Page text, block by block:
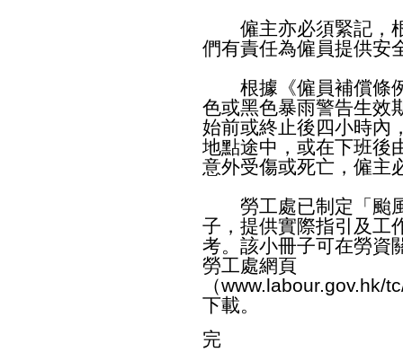
僱主亦必須緊記，根
們有責任為僱員提供安
根據《僱員補償條例
色或黑色暴雨警告生效
始前或終止後四小時內
地點途中，或在下班後
意外受傷或死亡，僱主
勞工處已制定「颱風
子，提供實際指引及工
考。該小冊子可在勞資
勞工處網頁
（www.labour.gov.hk/
下載。
完